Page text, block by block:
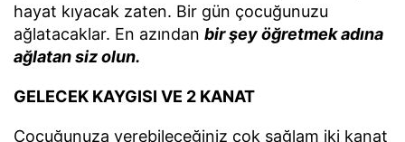
hayat kıyacak zaten. Bir gün çocuğunuzu
ağlatacaklar. En azından bir şey öğretmek adına
ağlatan siz olun.
GELECEK KAYGISI VE 2 KANAT
Çocuğunuza verebileceğiniz çok sağlam iki kanat